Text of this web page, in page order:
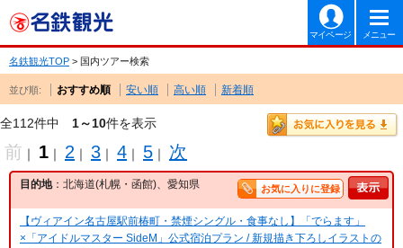
マイページ メニュー
名鉄観光TOP > 国内ツアー検索
並び順: おすすめ順 安い順 高い順 新着順
全112件中 1～10件を表示
前 ｜ 1 ｜ 2 ｜ 3 ｜ 4 ｜ 5 ｜ 次
目的地：北海道(札幌・函館)、愛知県 お気に入りに登録
【ヴィアイン名古屋駅前椿町・禁煙シングル・食事なし】「でらます」
×「アイドルマスター SideM」公式宿泊プラン / 新規描き下ろしイラストの